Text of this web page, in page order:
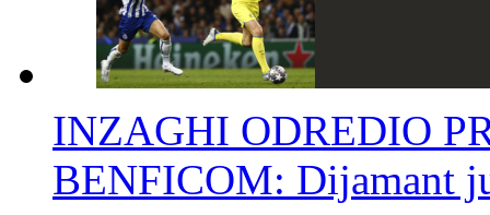
INZAGHI ODREDIO
BENFICOM: Dijamant